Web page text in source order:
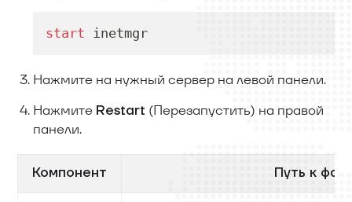
start inetmgr
Нажмите на нужный сервер на левой панели.
Нажмите Restart (Перезапустить) на правой
панели.
Компонент Путь к